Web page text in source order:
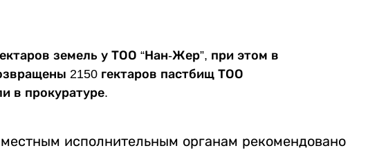
земель у ТОО “Нан-Жер”, при этом в
2150 гектаров пастбищ ТОО
в прокуратуре.
исполнительным органам рекомендовано